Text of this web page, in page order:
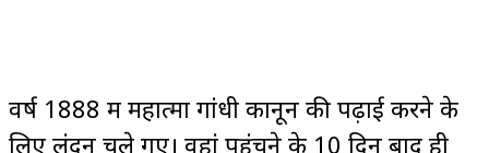
वर्ष 1888 में महात्मा गांधी कानून की पढ़ाई करने के
लिए लंदन चले गए। वहां पहुंचने के 10 दिन बाद ही